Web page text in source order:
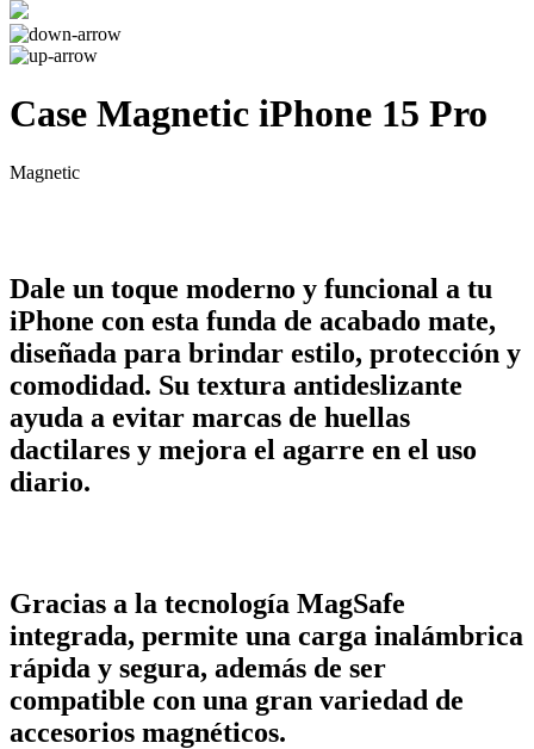
Case Magnetic iPhone 15 Pro
Magnetic
Dale un toque moderno y funcional a tu
iPhone con esta funda de acabado mate,
diseñada para brindar estilo, protección y
comodidad. Su textura antideslizante
ayuda a evitar marcas de huellas
dactilares y mejora el agarre en el uso
diario.
Gracias a la tecnología MagSafe
integrada, permite una carga inalámbrica
rápida y segura, además de ser
compatible con una gran variedad de
accesorios magnéticos.